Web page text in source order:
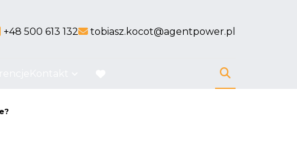
linklinklink
+48 500 613 132 tobiasz.kocot@agentpower.pl